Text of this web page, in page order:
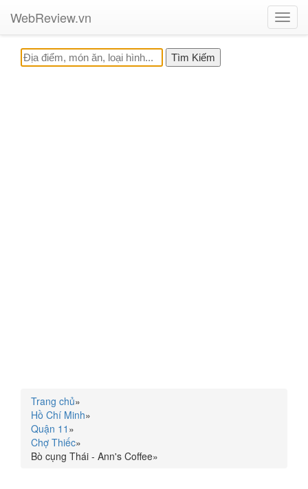
WebReview.vn
Trang chủ»
Hồ Chí Minh»
Quận 11 »
Chợ Thiếc»
Bò cụng Thái - Ann's Coffee»